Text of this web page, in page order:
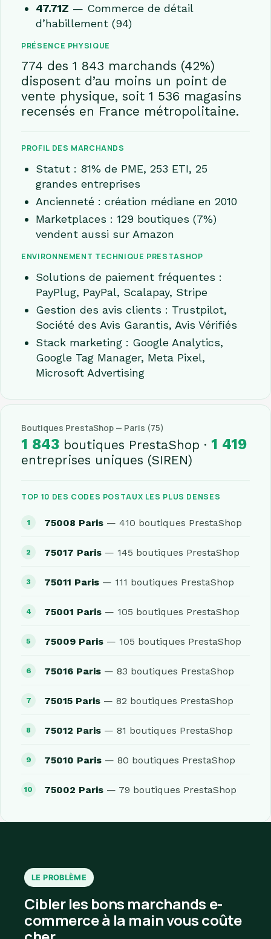
47.71Z — Commerce de détail
d’habillement (94)
PRÉSENCE PHYSIQUE
774 des 1 843 marchands (42%)
disposent d’au moins un point de
vente physique, soit 1 536 magasins
recensés en France métropolitaine.
PROFIL DES MARCHANDS
Statut : 81% de PME, 253 ETI, 25
grandes entreprises
Ancienneté : création médiane en 2010
Marketplaces : 129 boutiques (7%)
vendent aussi sur Amazon
ENVIRONNEMENT TECHNIQUE PRESTASHOP
Solutions de paiement fréquentes :
PayPlug, PayPal, Scalapay, Stripe
Gestion des avis clients : Trustpilot,
Société des Avis Garantis, Avis Vérifiés
Stack marketing : Google Analytics,
Google Tag Manager, Meta Pixel,
Microsoft Advertising
Boutiques PrestaShop — Paris (75)
1 843 boutiques PrestaShop ·1 419
entreprises uniques (SIREN)
TOP 10 DES CODES POSTAUX LES PLUS DENSES
75008 Paris — 410 boutiques PrestaShop
75017 Paris — 145 boutiques PrestaShop
75011 Paris — 111 boutiques PrestaShop
75001 Paris — 105 boutiques PrestaShop
75009 Paris — 105 boutiques PrestaShop
75016 Paris — 83 boutiques PrestaShop
75015 Paris — 82 boutiques PrestaShop
75012 Paris — 81 boutiques PrestaShop
75010 Paris — 80 boutiques PrestaShop
75002 Paris — 79 boutiques PrestaShop
LE PROBLÈME
Cibler les bons marchands e-
commerce à la main vous coûte